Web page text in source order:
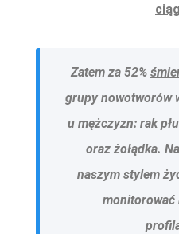
Zatem za 52%
grupy nowotworów
u mężczyzn: rak
oraz żołądka.
naszym stylem
monitorować